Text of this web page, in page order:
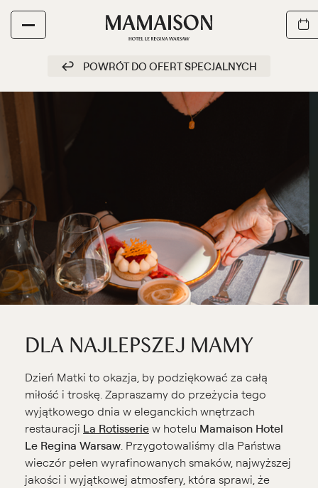
POWRÓT DO OFERT SPECJALNYCH
DLA NAJLEPSZEJ MAMY
Dzień Matki to okazja, by podziękować za całą
miłość i troskę. Zapraszamy do przeżycia tego
wyjątkowego dnia w eleganckich wnętrzach
restauracji La Rotisserie w hotelu Mamaison Hotel
Le Regina Warsaw . Przygotowaliśmy dla Państwa
wieczór pełen wyrafinowanych smaków, najwyższej
jakości i wyjątkowej atmosfery, która sprawi, że